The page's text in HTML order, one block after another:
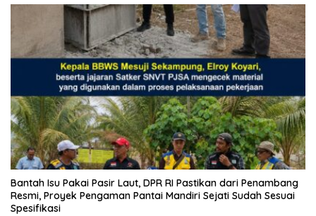
Bantah Isu Pakai Pasir Laut, DPR RI Pastikan dari Penambang
Resmi, Proyek Pengaman Pantai Mandiri Sejati Sudah Sesuai
Spesifikasi